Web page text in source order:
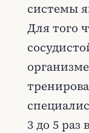
системы
Для того
3 до 5 раз